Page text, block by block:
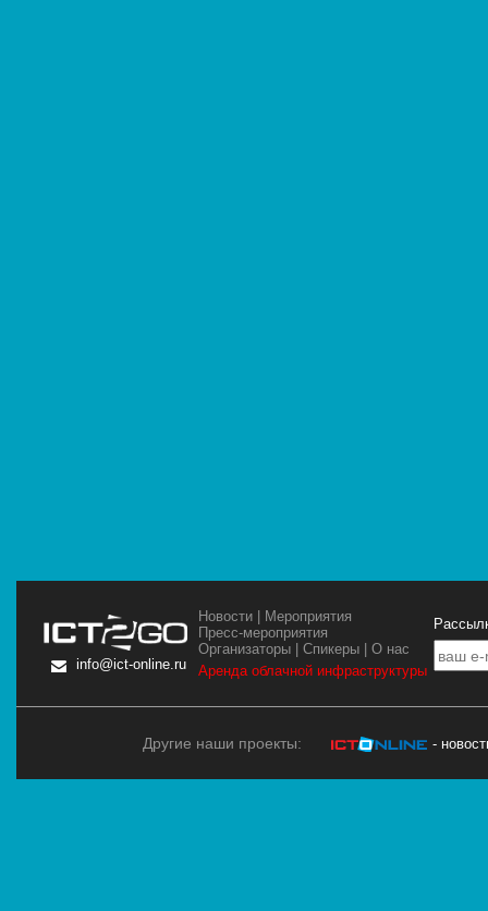
info@ict-online.ru
Новости
Мероприятия
Пресс-мероприятия
Организаторы |Спикеры |О нас
Аренда облачной инфраструктуры
Другие наши проекты: -